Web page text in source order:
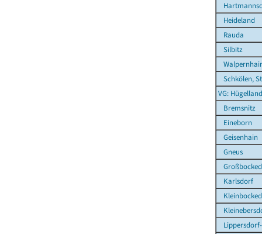
Heideland
Rauda
Silbitz
Schkölen,
VG:
Bremsnitz
Eineborn
Geisenhain
Gneus
Karlsdorf